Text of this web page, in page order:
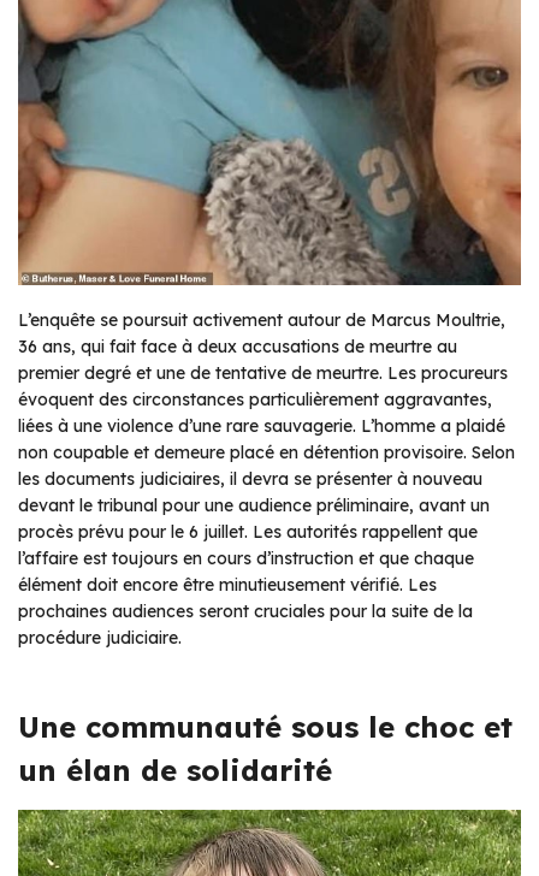
L’enquête se poursuit activement autour de Marcus Moultrie,
36 ans, qui fait face à deux accusations de meurtre au
premier degré et une de tentative de meurtre. Les procureurs
évoquent des circonstances particulièrement aggravantes,
liées à une violence d’une rare sauvagerie. L’homme a plaidé
non coupable et demeure placé en détention provisoire. Selon
les documents judiciaires, il devra se présenter à nouveau
devant le tribunal pour une audience préliminaire, avant un
procès prévu pour le 6 juillet. Les autorités rappellent que
l’affaire est toujours en cours d’instruction et que chaque
élément doit encore être minutieusement vérifié. Les
prochaines audiences seront cruciales pour la suite de la
procédure judiciaire.
Une communauté sous le choc et
un élan de solidarité